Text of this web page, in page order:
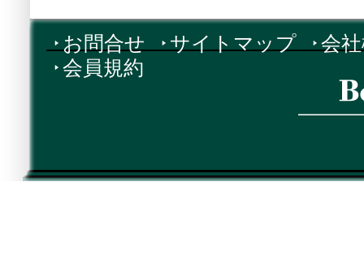
お問合せ サイトマップ
会
会員規約